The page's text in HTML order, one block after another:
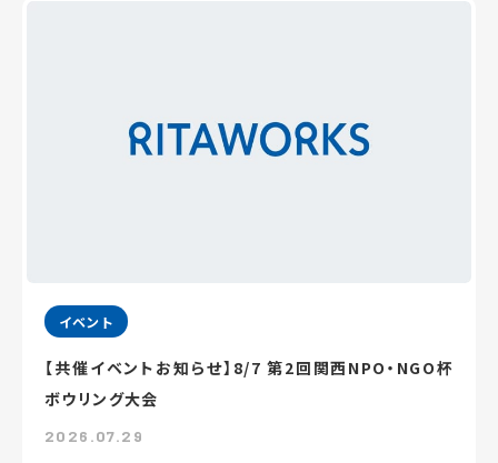
イベント
【共催イベントお知らせ】8/7 第2回関西NPO・NGO杯
ボウリング大会
2026.07.29